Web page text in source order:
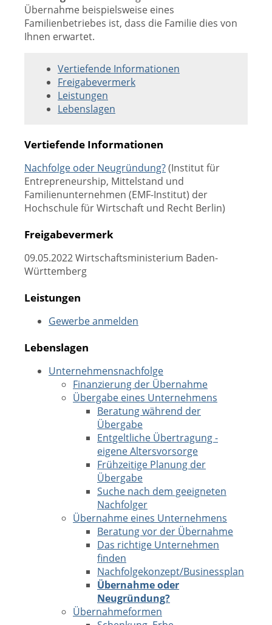
Übernahme beispielsweise eines
Familienbetriebes ist, dass die Familie dies von
Ihnen erwartet.
Vertiefende Informationen
Freigabevermerk
Leistungen
Lebenslagen
Vertiefende Informationen
Nachfolge oder Neugründung?(Institut für
Entrepreneurship, Mittelstand und
Familienunternehmen (EMF-Institut) der
Hochschule für Wirtschaft und Recht Berlin)
Freigabevermerk
09.05.2022 Wirtschaftsministerium Baden-
Württemberg
Leistungen
Gewerbe anmelden
Lebenslagen
Unternehmensnachfolge
Finanzierung der Übernahme
Übergabe eines Unternehmens
Beratung während der
Übergabe
Entgeltliche Übertragung -
eigene Altersvorsorge
Frühzeitige Planung der
Übergabe
Suche nach dem geeigneten
Nachfolger
Übernahme eines Unternehmens
Beratung vor der Übernahme
Das richtige Unternehmen
finden
Nachfolgekonzept/Businessplan
Übernahme oder
Neugründung?
Übernahmeformen